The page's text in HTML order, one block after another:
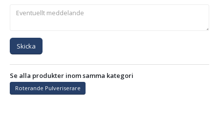
Skicka
Se alla produkter inom samma kategori
Roterande Pulveriserare